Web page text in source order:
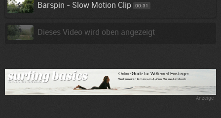
Barspin - Slow Motion Clip 00:31
Dieses Video wird oben angezeigt
Anzeige